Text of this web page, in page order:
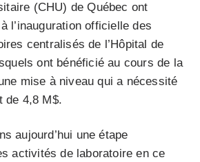
(CHU) de Québec ont
l’inauguration officielle des
centralisés de l’Hôpital de
ont bénéficié au cours de la
mise à niveau qui a nécessité
de 4,8 M$.
aujourd’hui une étape
activités de laboratoire en ce